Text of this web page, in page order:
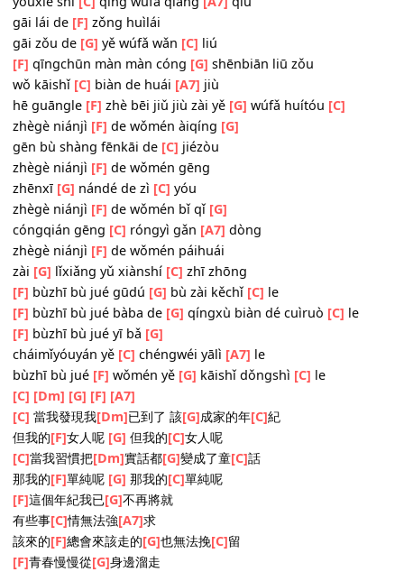
zhègè niánjì[F]de wǒmén bǐ qǐ[G]
cóngqián gēng[C]róngyì gǎn
zhègè niánjì [F] de wǒmén páihuái
zài[G]lǐxiǎng yǔ xiànshí[C] zhī zhōng
[F] zhègè niánjì wǒ yǐ[G]bù zài jiāng jiù
yǒuxiē shì [C]qíng wúfǎ qiáng[A7]
gāi lái de[F] zǒng huìlái
gāi zǒu de [G] yě wúfǎ wǎn[C]
[F]qīngchūn màn màn cóng
wǒ kāishǐ[C]biàn de huái[A7]jiù
hē guāngle[F]zhè bēi jiǔ jiù zài yě[G]
zhègè niánjì[F]de wǒmén àiqíng
gēn bù shàng fēnkāi de[C] jiézòu
zhègè niánjì[F]de wǒmén gēng
zhēnxī[G]nándé de zì
zhègè niánjì [F] de wǒmén bǐ qǐ[G]
cóngqián gēng[C]róngyì gǎn[A7]dòng
zhègè niánjì[F]de wǒmén páihuái
zài[G]lǐxiǎng yǔ xiànshí[C]zhī zhōng
[F]bùzhī bù jué gūdú[G]bù zài kěchǐ
[F]bùzhī bù jué bàba de[G]qíngxù biàn dé cuìruò
[F]bùzhī bù jué yī bǎ[G]
cháimǐyóuyán yě[C]chéngwéi yālì
bùzhī bù jué[F]wǒmén yě[G]kāishǐ dǒngshì
[C] [Dm] [G] [F] [A7]